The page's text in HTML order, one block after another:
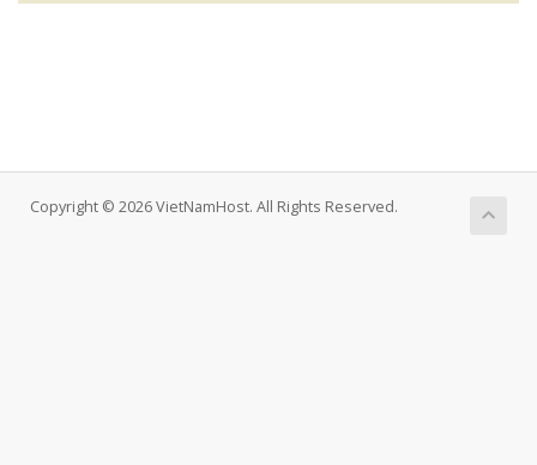
Copyright © 2026 VietNamHost. All Rights Reserved.